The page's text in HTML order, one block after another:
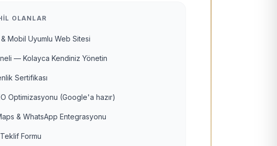
OLANLAR
Mobil Uyumlu Web Sitesi
— Kolayca Kendiniz Yönetin
Sertifikası
Optimizasyonu (Google'a hazır)
& WhatsApp Entegrasyonu
Formu